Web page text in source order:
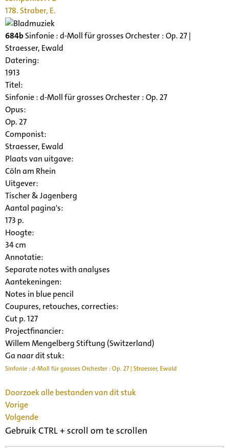
178. Straber, E.
684bSinfonie : d-Moll für grosses Orchester : Op. 27 |
Straesser, Ewald
Datering:
1913
Titel:
Sinfonie : d-Moll für grosses Orchester : Op. 27
Opus:
Op. 27
Componist:
Straesser, Ewald
Plaats van uitgave:
Cöln am Rhein
Uitgever:
Tischer & Jagenberg
Aantal pagina's:
173 p.
Hoogte:
34 cm
Annotatie:
Separate notes with analyses
Aantekeningen:
Notes in blue pencil
Coupures, retouches, correcties:
Cut p. 127
Projectfinancier:
Willem Mengelberg Stiftung (Switzerland)
Ga naar dit stuk:
Sinfonie : d-Moll für grosses Orchester : Op. 27 | Straesser, Ewald
Doorzoek alle bestanden van dit stuk
Vorige
Volgende
Gebruik CTRL + scroll om te scrollen